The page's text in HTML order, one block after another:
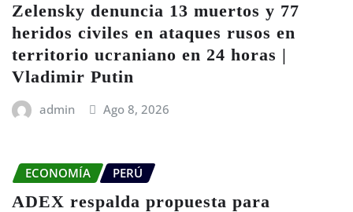
Zelensky denuncia 13 muertos y 77
heridos civiles en ataques rusos en
territorio ucraniano en 24 horas |
Vladimir Putin
admin Ago 8, 2026
ECONOMÍA PERÚ
ADEX respalda propuesta para